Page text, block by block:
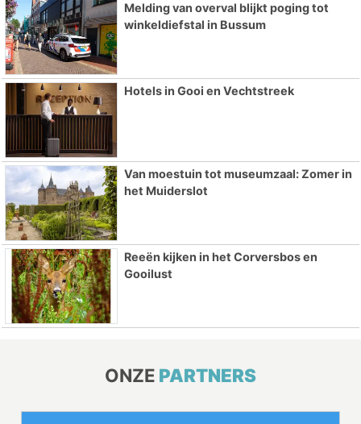
Melding van overval blijkt poging tot
winkeldiefstal in Bussum
Hotels in Gooi en Vechtstreek
Van moestuin tot museumzaal: Zomer in
het Muiderslot
Reeën kijken in het Corversbos en
Gooilust
ONZE PARTNERS